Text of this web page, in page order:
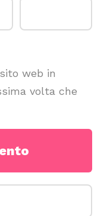
web in
volta che